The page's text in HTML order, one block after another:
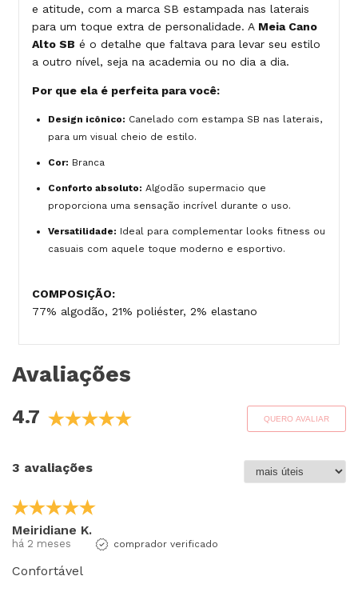
e atitude, com a marca SB estampada nas laterais
para um toque extra de personalidade. A Meia Cano
Alto SB é o detalhe que faltava para levar seu estilo
a outro nível, seja na academia ou no dia a dia.
Por que ela é perfeita para você:
Design icônico: Canelado com estampa SB nas laterais,
para um visual cheio de estilo.
Cor: Branca
Conforto absoluto: Algodão supermacio que
proporciona uma sensação incrível durante o uso.
Versatilidade: Ideal para complementar looks fitness ou
casuais com aquele toque moderno e esportivo.
COMPOSIÇÃO:
77% algodão, 21% poliéster, 2% elastano
Avaliações
4.7 QUERO AVALIAR
3 avaliações
Meiridiane K.
há 2 meses comprador verificado
Confortável